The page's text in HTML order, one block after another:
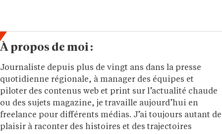
À propos de moi :
Journaliste depuis plus de vingt ans dans la presse
quotidienne régionale, à manager des équipes et
piloter des contenus web et print sur l’actualité chaude
ou des sujets magazine, je travaille aujourd’hui en
freelance pour différents médias. J’ai toujours autant de
plaisir à raconter des histoires et des trajectoires